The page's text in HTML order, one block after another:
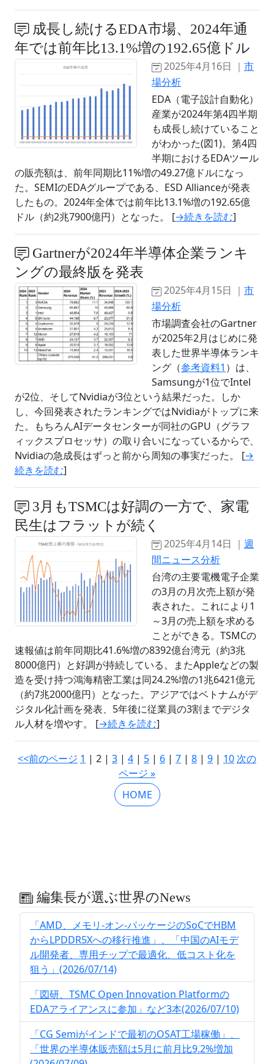
成長し続けるEDA市場、2024年通
年では前年比13.1%増の192.65億ドル
2025年4月16日 ｜ 市
場分析
EDA（電子設計自動化）
産業が2024年第4四半期
も成長し続けていること
がわかった(図1)。第4四
半期におけるEDAツール
の販売額は、前年同期比11%増の49.27億ドルになっ
た。SEMIのEDAグループである、ESD Allianceが発表
したもの。2024年全体では前年比13.1%増の192.65億
ドル（約2兆7900億円）となった。 [→続きを読む]
Gartnerが2024年半導体企業ランキ
ングの最終版を発表
2025年4月15日 ｜ 市
場分析
市場調査会社のGartner
が2025年2月はじめに発
表した世界半導体ランキ
ング（参考資料1 ）は、
Samsungが1位でIntel
が2位、そしてNvidiaが3位という結果だった。しか
し、今回発表されたランキングではNvidiaがトップに来
た。もちろんAIデータセンターが同社のGPU（グラフ
ィックスプロセッサ）の取り合いになっているからで、
Nvidiaの急成長はずっと前から周知の事実だった。 [→
続きを読む]
3月もTSMCは好調の一方で、家電
民生はフラットが続く
2025年4月14日 ｜ 週
間ニュース分析
台湾の主要電機電子企業
の3月の月次売上額が発
表された。これにより1
～3月の売上額を求める
ことができる。TSMCの
速報値は前年同期比41.6%増の8392億台湾元（約3兆
8000億円）と好調が持続している。またAppleなどの製
造を受け持つ鴻海精密工業は同24.2%増の1兆6421億元
（約7兆2000億円）となった。アジアではベトナムがデ
ジタル化計画を発表、5年後に従業員の3割までデジタ
ル人材を増やす。 [→続きを読む]
<<前のページ 1 | 2 | 3 | 4 | 5 | 6 | 7 | 8 | 9 | 10 次の
ページ »
HOME
編集長が選ぶ世界のNews
「AMD、メモリ-オン-パッケージのSoCでHBM
からLPDDR5Xへの移行推進」、「中国のAIモデ
ル開発者、専用チップで最適化、低コスト化を
狙う」(2026/07/14)
「図研、TSMC Open Innovation Platformの
EDAアライアンスに参加」など3本(2026/07/10)
「CG Semiがインドで最初のOSAT工場稼働」、
「世界の半導体販売額は5月に前月比9.2%増加